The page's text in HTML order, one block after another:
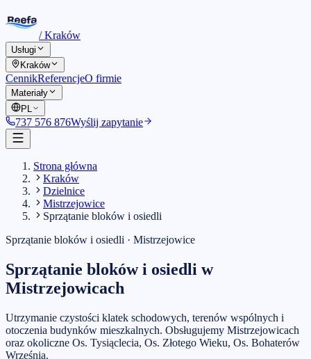
/Kraków
Usługi
Kraków
CennikReferencjeO firmie
Materiały
PL
737 576 876Wyślij zapytanie
Strona główna
Kraków
Dzielnice
Mistrzejowice
Sprzątanie bloków i osiedli
Sprzątanie bloków i osiedli · Mistrzejowice
Sprzątanie bloków i osiedli w
Mistrzejowicach
Utrzymanie czystości klatek schodowych, terenów wspólnych i
otoczenia budynków mieszkalnych. Obsługujemy Mistrzejowicach
oraz okoliczne Os. Tysiąclecia, Os. Złotego Wieku, Os. Bohaterów
Września.